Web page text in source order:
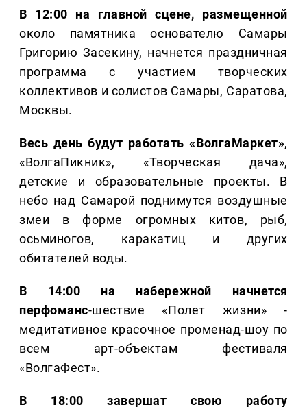
В 12:00 на главной сцене, размещенной
около памятника основателю Самары
Григорию Засекину, начнется праздничная
программа с участием творческих
коллективов и солистов Самары, Саратова,
Москвы.
Весь день будут работать «ВолгаМаркет»,
«ВолгаПикник», «Творческая дача»,
детские и образовательные проекты. В
небо над Самарой поднимутся воздушные
змеи в форме огромных китов, рыб,
осьминогов, каракатиц и других
обитателей воды.
В 14:00 на набережной начнется
перфоманс-шествие «Полет жизни» -
медитативное красочное променад-шоу по
всем арт-объектам фестиваля
«ВолгаФест».
В 18:00 завершат свою работу